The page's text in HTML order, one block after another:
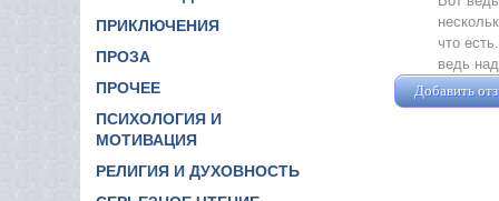
ПРИКЛЮЧЕНИЯ
ПРОЗА
ПРОЧЕЕ
ПСИХОЛОГИЯ И
МОТИВАЦИЯ
РЕЛИГИЯ И ДУХОВНОСТЬ
что
ведь
Добавить